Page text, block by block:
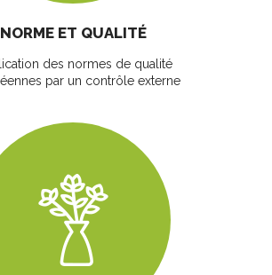
NORME ET QUALITÉ
des normes de qualité
par un contrôle externe